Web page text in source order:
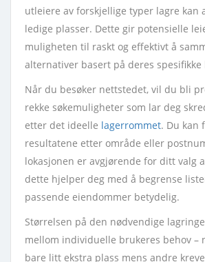
utleiere av forskjellige typer lagre kan
ledige plasser. Dette gir potensielle
muligheten til raskt og effektivt å
alternativer basert på deres spesifikke
Når du besøker nettstedet, vil du bli
rekke søkemuligheter som lar deg
etter det ideelle lagerrommet. Du kan
resultatene etter område eller
lokasjonen er avgjørende for ditt valg
dette hjelper deg med å begrense
passende eiendommer betydelig.
Størrelsen på den nødvendige
mellom individuelle brukeres behov –
bare litt ekstra plass mens andre